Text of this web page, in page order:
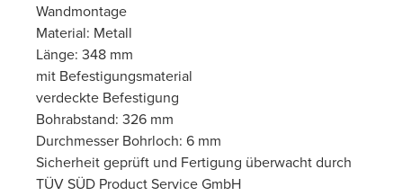
Wandmontage
Material: Metall
Länge: 348 mm
mit Befestigungsmaterial
verdeckte Befestigung
Bohrabstand: 326 mm
Durchmesser Bohrloch: 6 mm
Sicherheit geprüft und Fertigung überwacht durch
TÜV SÜD Product Service GmbH